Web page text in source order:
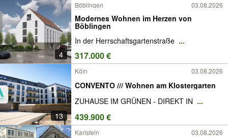
4
Böblingen 03.08.2026
Modernes Wohnen im Herzen von
Böblingen
In der Herrschaftsgartenstraße ...
317.000 €
13
Köln 03.08.2026
CONVENTO /// Wohnen am Klostergarten
ZUHAUSE IM GRÜNEN - DIREKT IN ...
439.900 €
Karlstein 03.08.2026